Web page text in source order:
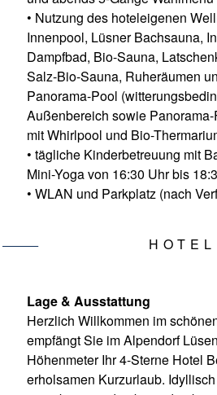
• Nutzung des hoteleigenen
Innenpool, Lüsner Bachsauna,
Dampfbad, Bio-Sauna,
Salz-Bio-Sauna, Ruheräumen
Panorama-Pool
Außenbereich sowie
mit Whirlpool und Bio-
• tägliche Kinderbetreuung mit
Mini-Yoga von 16:30 Uhr bis
• WLAN und Parkplatz (nach
HOTEL
Lage & Ausstattung
Herzlich Willkommen im
empfängt Sie im Alpendorf
Höhenmeter Ihr 4-Sterne Hotel
erholsamen Kurzurlaub.